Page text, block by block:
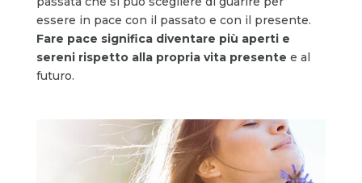
essere in pace con il passato e con il presente.
Fare pace significa diventare più aperti e
sereni rispetto alla propria vita presente e al
futuro.